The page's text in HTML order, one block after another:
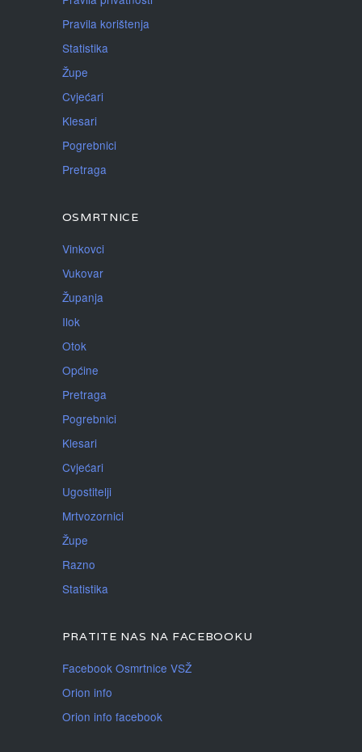
Pravila korištenja
Statistika
Župe
Cvjećari
Klesari
Pogrebnici
Pretraga
OSMRTNICE
Vinkovci
Vukovar
Županja
Ilok
Otok
Općine
Pretraga
Pogrebnici
Klesari
Cvjećari
Ugostitelji
Mrtvozornici
Župe
Razno
Statistika
PRATITE NAS NA FACEBOOKU
Facebook Osmrtnice VSŽ
Orion info
Orion info facebook